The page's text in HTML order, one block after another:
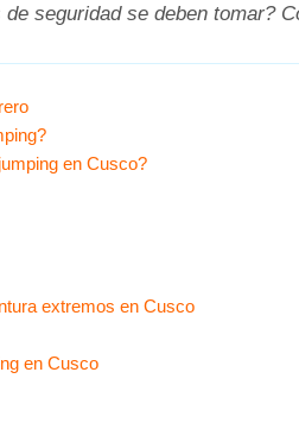
seguridad se deben tomar?
en Cusco?
extremos en Cusco
en Cusco